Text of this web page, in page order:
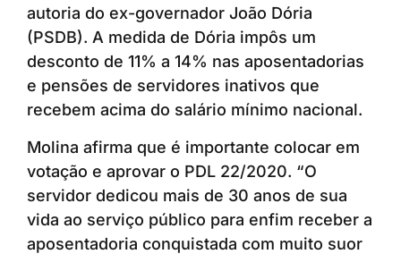
autoria do ex-governador João Dória
(PSDB). A medida de Dória impôs um
desconto de 11% a 14% nas aposentadorias
e pensões de servidores inativos que
recebem acima do salário mínimo nacional.
Molina afirma que é importante colocar em
votação e aprovar o PDL 22/2020. “O
servidor dedicou mais de 30 anos de sua
vida ao serviço público para enfim receber a
aposentadoria conquistada com muito suor